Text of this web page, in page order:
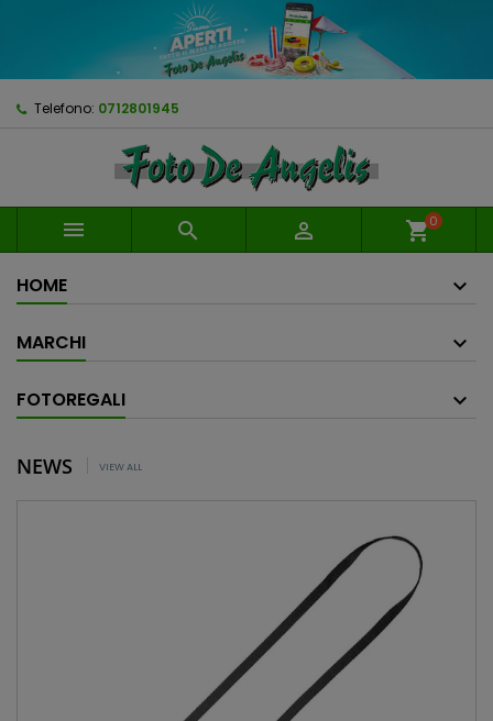
Telefono: 0712801945
   shopping_cart0
HOME
MARCHI
FOTOREGALI
NEWS VIEW ALL